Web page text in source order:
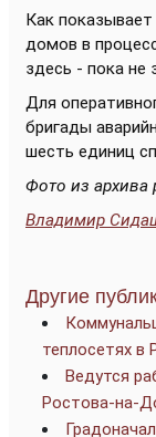
Как
домов в
здесь - пока не
Для
бригады
шесть единиц
Фото из архива
Владимир
Другие
теплосетях в
Ведутся
Ростова-на-